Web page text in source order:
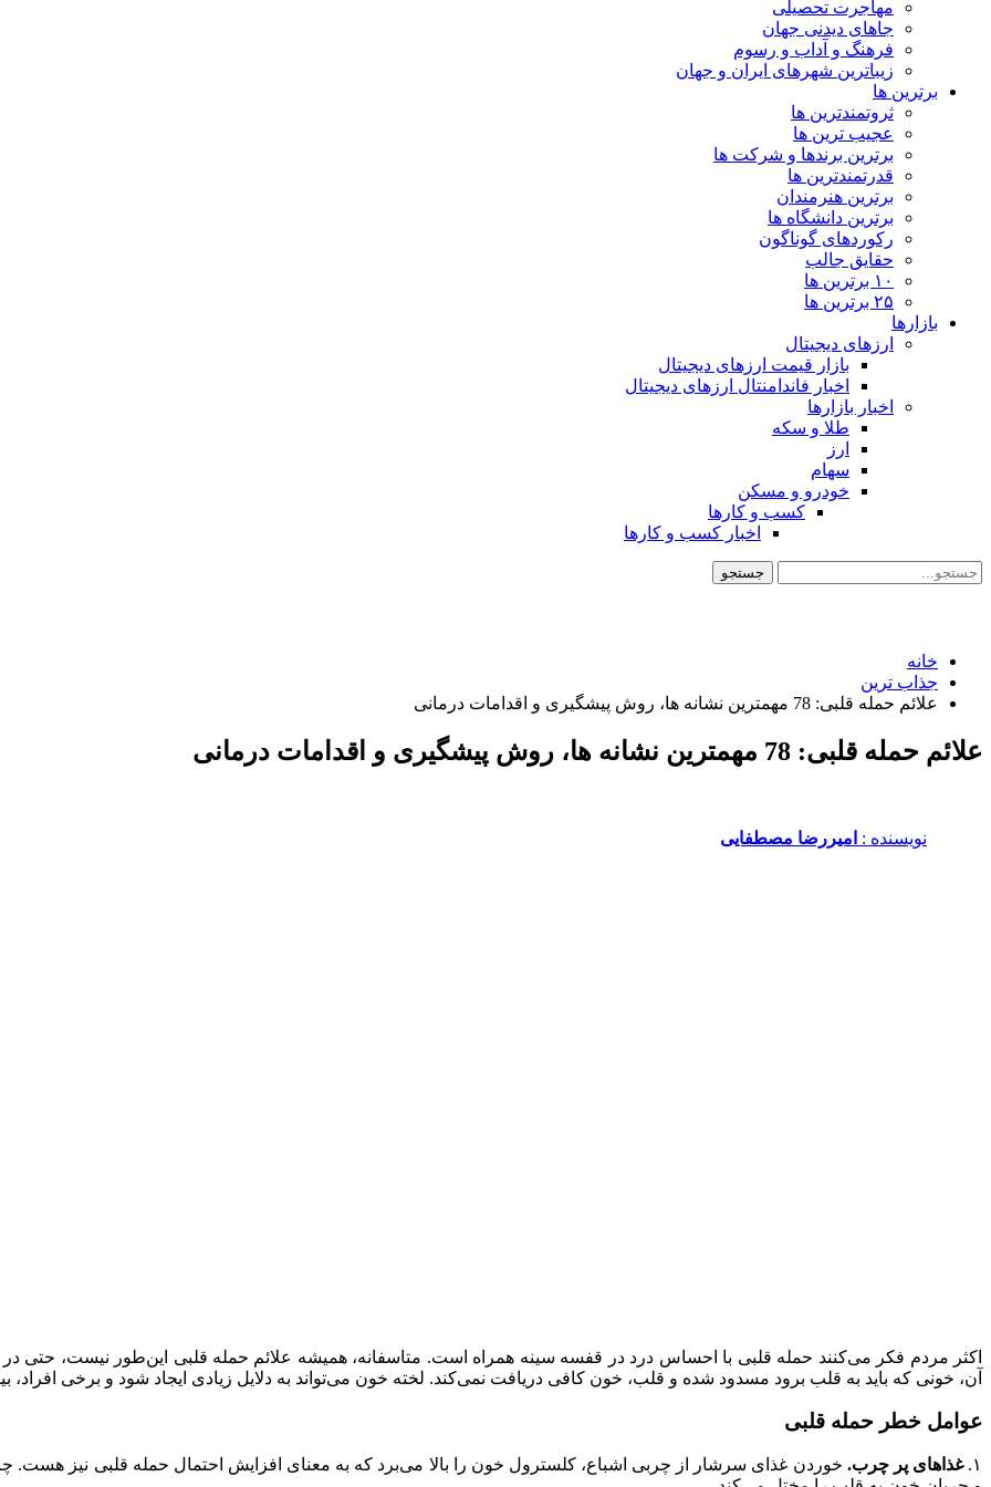
مهاجرت تحصیلی
جاهای دیدنی جهان
فرهنگ و آداب و رسوم
زیباترین شهرهای ایران و جهان
برترین ها
ثروتمندترین ها
عجیب ترین ها
برترین برندها و شرکت ها
قدرتمندترین ها
برترین هنرمندان
برترین دانشگاه ها
رکوردهای گوناگون
حقایق جالب
۱۰ برترین ها
۲۵ برترین ها
بازارها
ارزهای دیجیتال
بازار قیمت ارزهای دیجیتال
اخبار فاندامنتال ارزهای دیجیتال
اخبار بازارها
طلا و سکه
ارز
سهام
خودرو و مسکن
کسب و کارها
اخبار کسب و کارها
خانه
جذاب ترین
علائم حمله قلبی: 78 مهمترین نشانه ها، روش پیشگیری و اقدامات درمانی
علائم حمله قلبی: 78 مهمترین نشانه ها، روش پیشگیری و اقدامات درمانی
نویسنده :‌ امیررضا مصطفایی
اکثر مردم فکر می‌کنند حمله قلبی با احساس درد در قفسه سینه همراه است. متاسفانه، همیشه علائم حمله قلبی این‌طور نیست، حتی
آن، خونی که باید به قلب برود مسدود شده و قلب، خون کافی دریافت نمی‌کند. لخته خون می‌تواند به دلایل زیادی ایجاد شود و برخی
عوامل خطر حمله قلبی
۱. غذاهای پر چرب. خوردن غذای سرشار از چربی اشباع، کلسترول خون را بالا می‌برد که به معنای افزایش احتمال حمله قلبی نیز